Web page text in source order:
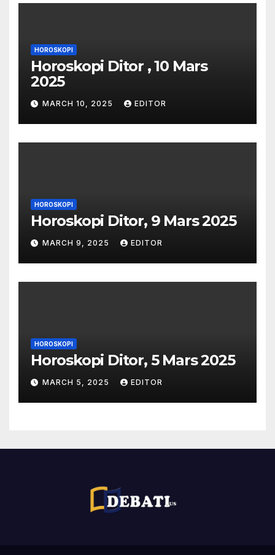
HOROSKOPI
Horoskopi Ditor , 10 Mars
2025
MARCH 10, 2025 EDITOR
HOROSKOPI
Horoskopi Ditor, 9 Mars 2025
MARCH 9, 2025 EDITOR
HOROSKOPI
Horoskopi Ditor, 5 Mars 2025
MARCH 5, 2025 EDITOR